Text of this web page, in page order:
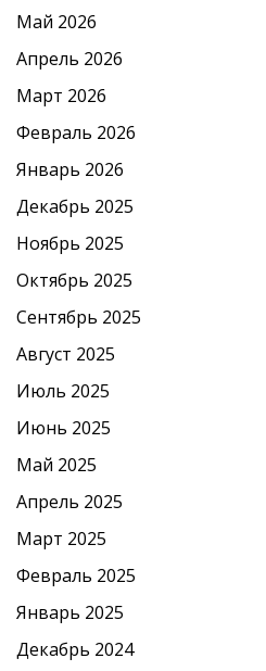
Май 2026
Апрель 2026
Март 2026
Февраль 2026
Январь 2026
Декабрь 2025
Ноябрь 2025
Октябрь 2025
Сентябрь 2025
Август 2025
Июль 2025
Июнь 2025
Май 2025
Апрель 2025
Март 2025
Февраль 2025
Январь 2025
Декабрь 2024